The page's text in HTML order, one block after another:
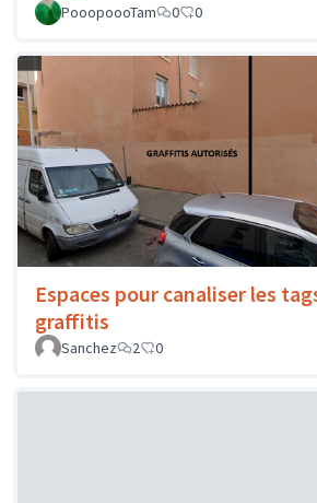
PooopoooTam
0 0
Espaces pour canaliser les
graffitis
Sanchez
2 0